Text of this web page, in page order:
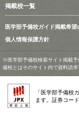
掲載校一覧
医学部予備校ガイド掲載希望
個人情報保護方針
※医学部予備校検索サイト掲載
備校とはそのサイト内で資料請
「医学部予備校
ます。証券コー